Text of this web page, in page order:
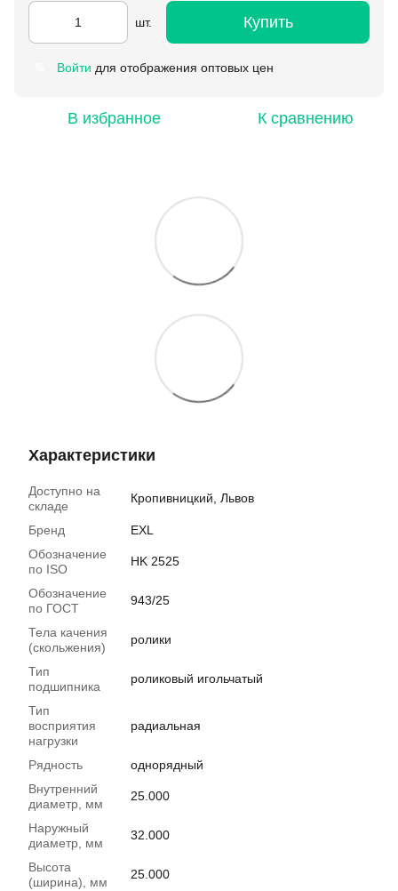
шт. Купить
Войти для отображения оптовых цен
В избранное К сравнению
Характеристики
Доступно на
складе
Кропивницкий, Львов
Бренд
EXL
Обозначение
по ISO
HK 2525
Обозначение
по ГОСТ
943/25
Тела качения
(скольжения)
ролики
Тип
подшипника
роликовый игольчатый
Тип
восприятия
нагрузки
радиальная
Рядность
однорядный
Внутренний
диаметр, мм
25.000
Наружный
диаметр, мм
32.000
Высота
(ширина), мм
25.000